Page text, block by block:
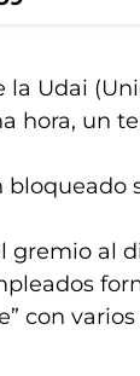
la Udai
hora, un
gremio al
con